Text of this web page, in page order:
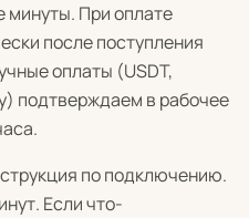
минуты. При оплате
после поступления
оплаты (USDT,
подтверждаем в рабочее
по подключению.
Если что-